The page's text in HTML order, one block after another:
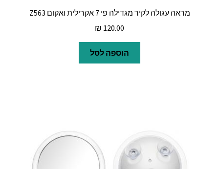
מראה עגולה לקיר מגדילה פי 7 אקרילית ואקום Z563
₪ 120.00
הוספה לסל